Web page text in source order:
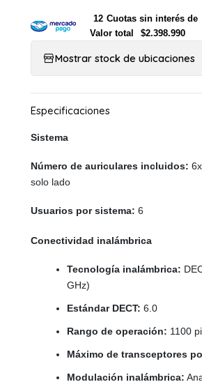
12 Cuotas sin interés de
Valor total
$2.398.990
Mostrar stock de ubicaciones
Sistema
Número de auriculares incluidos:
solo lado
Usuarios por sistema: 6
Conectividad inalámbrica
Tecnología inalámbrica:
GHz)
Estándar DECT: 6.0
Rango de operación: 1100
Máximo de transceptores
Modulación inalámbrica: